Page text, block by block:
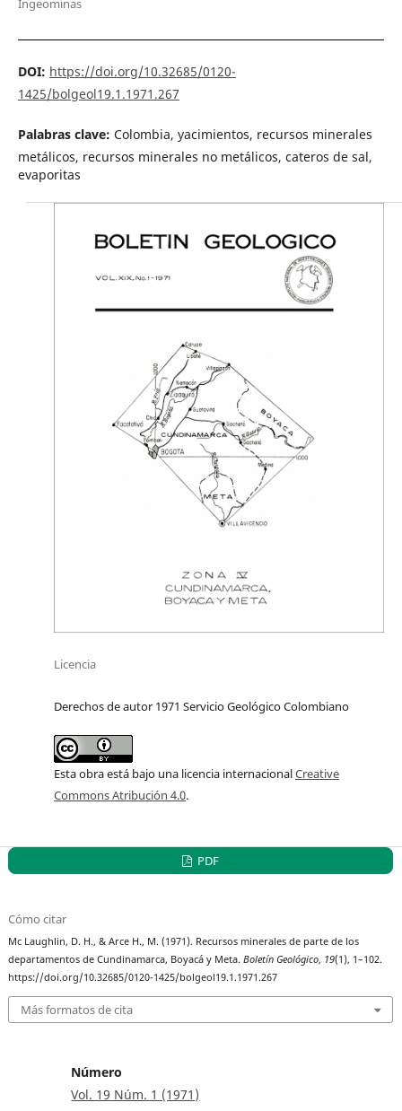
Ingeominas
DOI: https://doi.org/10.32685/0120-
1425/bolgeol19.1.1971.267
Palabras clave: Colombia, yacimientos, recursos minerales
metálicos, recursos minerales no metálicos, cateros de sal,
evaporitas
Licencia
Derechos de autor 1971 Servicio Geológico Colombiano
Esta obra está bajo una licencia internacionalCreative
Commons Atribución 4.0.
PDF
Cómo citar
Mc Laughlin, D. H., & Arce H., M. (1971). Recursos minerales de parte de los
departamentos de Cundinamarca, Boyacá y Meta.Boletín Geológico, 19(1), 1–102.
https://doi.org/10.32685/0120-1425/bolgeol19.1.1971.267
Más formatos de cita
Número
Vol. 19 Núm. 1 (1971)